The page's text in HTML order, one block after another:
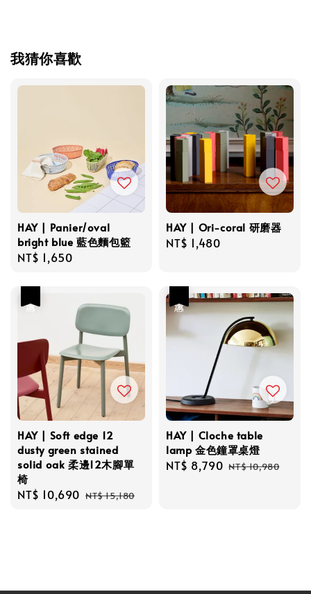
我猜你喜歡
HAY | Panier/oval
bright blue 藍色麵包籃
Regular
NT$ 1,650
HAY | Ori-coral 研磨器
Regular
NT$ 1,480
HAY | Soft edge 12
dusty green stained
solid oak 柔邊12木腳單
椅
Sale
NT$ 10,690 Regular
NT$ 15,180
HAY | Cloche table
lamp 金色鐘罩桌燈
Sale
NT$ 8,790 Regular
NT$ 10,980